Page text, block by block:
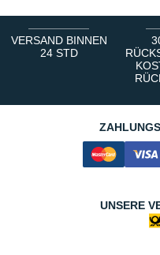
VERSAND BINNEN
24 STD
UNSERE